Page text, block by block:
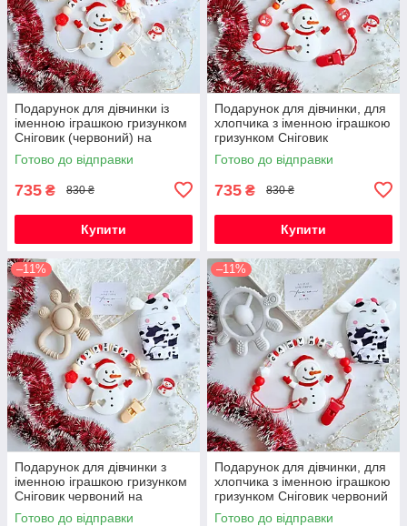
Подарунок для дівчинки із
іменною іграшкою гризунком
Сніговик (червоний) на
Новорічні свята
Готово до відправки
735 ₴ 830 ₴
Купити
Подарунок для дівчинки, для
хлопчика з іменною іграшкою
гризунком Сніговик
(червоний) на Новорічні
свята
Готово до відправки
735 ₴ 830 ₴
Купити
–11%
Подарунок для дівчинки з
іменною іграшкою гризунком
Сніговик червоний на
Новорічні свята
Готово до відправки
–11%
Подарунок для дівчинки, для
хлопчика з іменною іграшкою
гризунком Сніговик червоний
на Новорічні свята
Готово до відправки